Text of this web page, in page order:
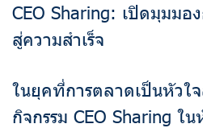
CEO Sharing: เปิดมุมม
สู่ความสำเร็จ
ในยุคที่การตลาดเป็นหัวใ
กิจกรรม CEO Sharing ใ